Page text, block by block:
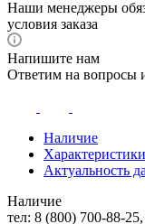
Наши менеджеры
условия заказа
Напишите нам
Ответим на вопросы
Наличие
Характеристики
Актуальность
Наличие
тел: 8 (800) 700-88-